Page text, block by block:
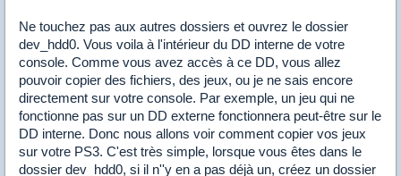
Ne touchez pas aux autres dossiers et ouvrez le dossier
dev_hdd0. Vous voila à l'intérieur du DD interne de votre
console. Comme vous avez accès à ce DD, vous allez
pouvoir copier des fichiers, des jeux, ou je ne sais encore
directement sur votre console. Par exemple, un jeu qui ne
fonctionne pas sur un DD externe fonctionnera peut-être sur le
DD interne. Donc nous allons voir comment copier vos jeux
sur votre PS3. C'est très simple, lorsque vous êtes dans le
dossier dev_hdd0, si il n''y en a pas déjà un, créez un dossier